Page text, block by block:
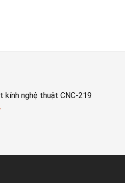
kính nghệ thuật CNC-219